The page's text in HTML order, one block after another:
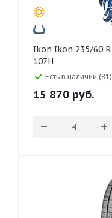
Ikon Ikon 235/60 R18 Autograph Aqua 3 SUV
107H
Есть в наличии (81)
15 870 руб.